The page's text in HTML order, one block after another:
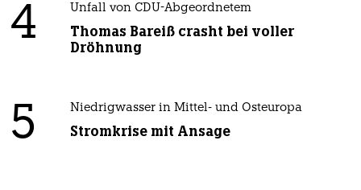
4 Unfall von CDU-Abgeordnetem
Thomas Bareiß crasht bei voller
Dröhnung
5 Niedrigwasser in Mittel- und Osteuropa
Stromkrise mit Ansage